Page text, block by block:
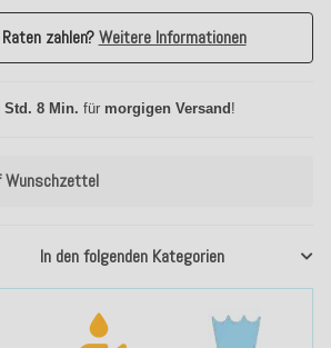
In den folgenden Kategorien
Wunschzettel
zahlen?Weitere Informationen
Std. 8 Min. für morgigen Versand !